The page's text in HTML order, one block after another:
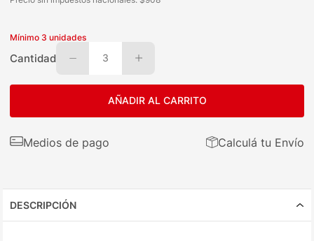
Mínimo 3 unidades
Cantidad 3
AÑADIR AL CARRITO
Medios de pago Calculá tu Envío
DESCRIPCIÓN